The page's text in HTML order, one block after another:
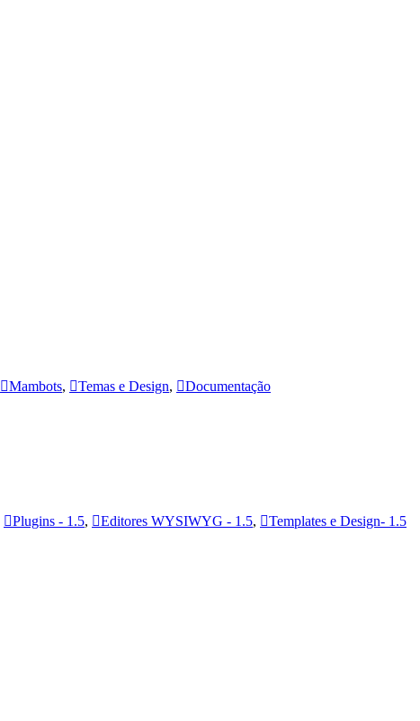
Mambots, Temas e Design,
Documentação
Plugins - 1.5, Editores WYSIWYG - 1.5,
Templates e Design- 1.5